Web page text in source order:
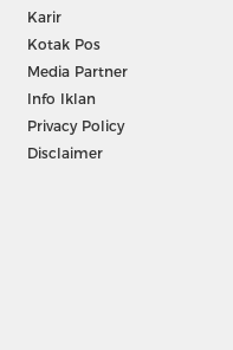
Karir
Kotak Pos
Media Partner
Info Iklan
Privacy Policy
Disclaimer